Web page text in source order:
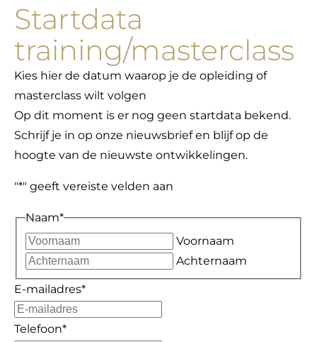
Startdata
training/masterclass
Kies hier de datum waarop je de opleiding of
masterclass wilt volgen
Op dit moment is er nog geen startdata bekend.
Schrijf je in op onze nieuwsbrief en blijf op de
hoogte van de nieuwste ontwikkelingen.
"*" geeft vereiste velden aan
Naam*
Voornaam
Achternaam
E-mailadres*
Telefoon*